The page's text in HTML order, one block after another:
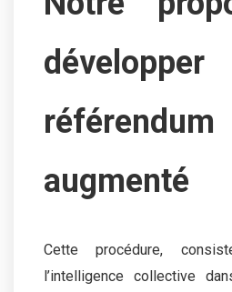
augmenté
Cette procédure,
l’intelligence collective